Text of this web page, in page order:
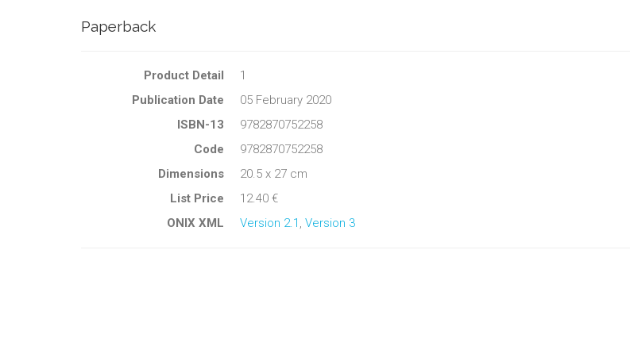
Paperback
Product Detail
1
Publication Date
05 February 2020
ISBN-13
9782870752258
Code
9782870752258
Dimensions
20.5 x 27 cm
List Price
12.40 €
ONIX XML
Version 2.1 Version 3